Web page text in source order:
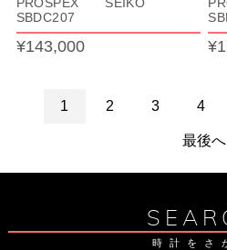
SBDC207
¥143,000
1 2 3 4
最後へ
時計をさ